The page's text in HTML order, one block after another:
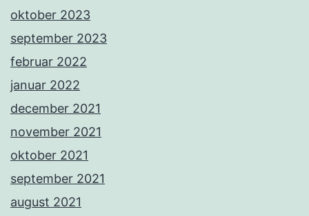
oktober 2023
september 2023
februar 2022
januar 2022
december 2021
november 2021
oktober 2021
september 2021
august 2021